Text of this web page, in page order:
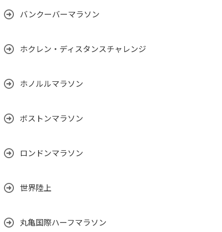
バンクーバーマラソン
ホクレン・ディスタンスチャレンジ
ホノルルマラソン
ボストンマラソン
ロンドンマラソン
世界陸上
丸亀国際ハーフマラソン